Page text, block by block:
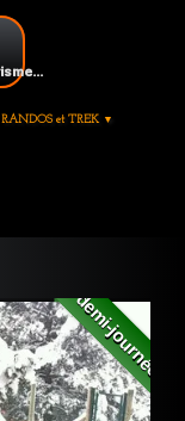
RANDOS et TREK ▼
demi-journée